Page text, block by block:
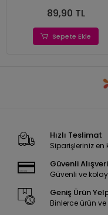
89,90 TL
Sepete Ekle
Hızlı Teslimat
Siparişleriniz en
Güvenli
Güvenli ve
Geniş Ürün
Binlerce ürün